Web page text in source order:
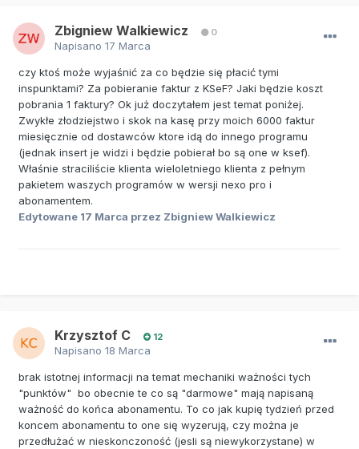
Zbigniew Walkiewicz 0
Napisano 17 Marca
czy ktoś może wyjaśnić za co będzie się płacić tymi
inspunktami? Za pobieranie faktur z KSeF? Jaki będzie koszt
pobrania 1 faktury? Ok już doczytałem jest temat poniżej.
Zwykłe złodziejstwo i skok na kasę przy moich 6000 faktur
miesięcznie od dostawców ktore idą do innego programu
(jednak insert je widzi i będzie pobierał bo są one w ksef).
Właśnie straciliście klienta wieloletniego klienta z pełnym
pakietem waszych programów w wersji nexo pro i
abonamentem.
Edytowane 17 Marca przez Zbigniew Walkiewicz
Krzysztof C 12
Napisano 18 Marca
brak istotnej informacji na temat mechaniki ważności tych
"punktów" bo obecnie te co są "darmowe" mają napisaną
ważność do końca abonamentu. To co jak kupię tydzień przed
koncem abonamentu to one się wyzerują, czy można je
przedłużać w nieskonczoność (jesli są niewykorzystane) w